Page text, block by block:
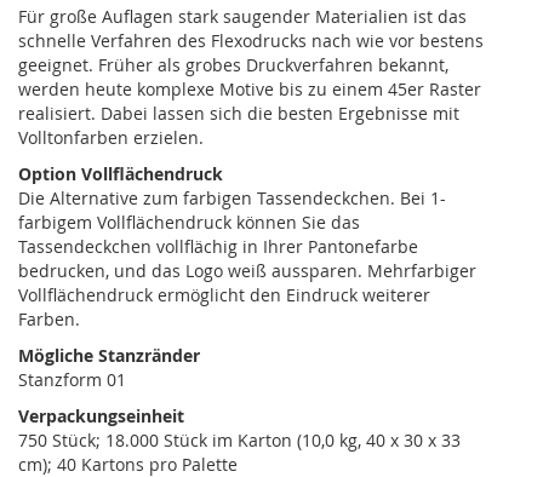
Für große Auflagen stark saugender Materialien ist das
schnelle Verfahren des Flexodrucks nach wie vor bestens
geeignet. Früher als grobes Druckverfahren bekannt,
werden heute komplexe Motive bis zu einem 45er Raster
realisiert. Dabei lassen sich die besten Ergebnisse mit
Volltonfarben erzielen.
Option Vollflächendruck
Die Alternative zum farbigen Tassendeckchen. Bei 1-
farbigem Vollflächendruck können Sie das
Tassendeckchen vollflächig in Ihrer Pantonefarbe
bedrucken, und das Logo weiß aussparen. Mehrfarbiger
Vollflächendruck ermöglicht den Eindruck weiterer
Farben.
Mögliche Stanzränder
Stanzform 01
Verpackungseinheit
750 Stück; 18.000 Stück im Karton (10,0 kg, 40 x 30 x 33
cm); 40 Kartons pro Palette